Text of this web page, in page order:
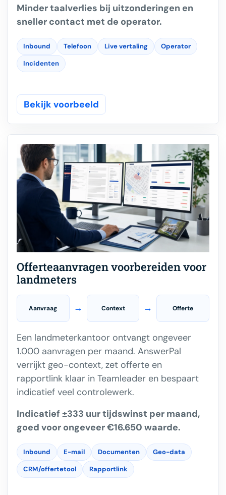
Minder taalverlies bij uitzonderingen en
sneller contact met de operator.
Inbound Telefoon Live vertaling
Operator
Incidenten
Bekijk voorbeeld
Offerteaanvragen voorbereiden voor
landmeters
Aanvraag → Context → Offerte
Een landmeterkantoor ontvangt ongeveer
1.000 aanvragen per maand. AnswerPal
verrijkt geo-context, zet offerte en
rapportlink klaar in Teamleader en bespaart
indicatief veel controlewerk.
Indicatief ±333 uur tijdswinst per maand,
goed voor ongeveer €16.650 waarde.
Inbound E-mail Documenten
Geo-data
CRM/offertetool
Rapportlink